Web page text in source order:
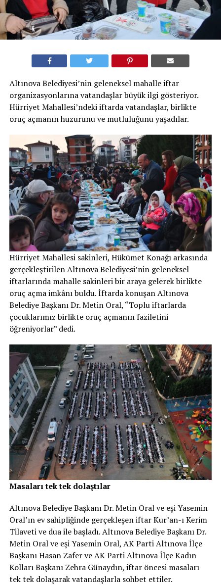
Altınova Belediyesi’nin geleneksel mahalle iftar
organizasyonlarına vatandaşlar büyük ilgi gösteriyor.
Hürriyet Mahallesi’ndeki iftarda vatandaşlar, birlikte
oruç açmanın huzurunu ve mutluluğunu yaşadılar.
Hürriyet Mahallesi sakinleri, Hükümet Konağı arkasında
gerçekleştirilen Altınova Belediyesi’nin geleneksel
iftarlarında mahalle sakinleri bir araya gelerek birlikte
oruç açma imkânı buldu. İftarda konuşan Altınova
Belediye Başkanı Dr. Metin Oral, “Toplu iftarlarda
çocuklarımız birlikte oruç açmanın faziletini
öğreniyorlar” dedi.
Masaları tek tek dolaştılar
Altınova Belediye Başkanı Dr. Metin Oral ve eşi Yasemin
Oral’ın ev sahipliğinde gerçekleşen iftar Kur’an-ı Kerim
Tilaveti ve dua ile başladı. Altınova Belediye Başkanı Dr.
Metin Oral ve eşi Yasemin Oral, AK Parti Altınova İlçe
Başkanı Hasan Zafer ve AK Parti Altınova İlçe Kadın
Kolları Başkanı Zehra Günaydın, iftar öncesi masaları
tek tek dolaşarak vatandaşlarla sohbet ettiler.